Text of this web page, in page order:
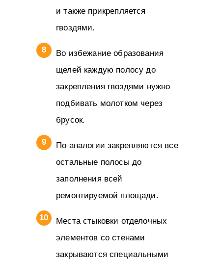
и также прикрепляется
гвоздями.
Во избежание образования
щелей каждую полосу до
закрепления гвоздями нужно
подбивать молотком через
брусок.
По аналогии закрепляются все
остальные полосы до
заполнения всей
ремонтируемой площади.
Места стыковки отделочных
элементов со стенами
закрываются специальными